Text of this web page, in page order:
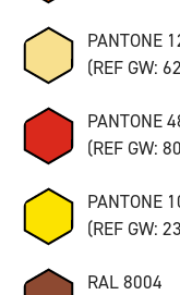
PANTONE
(REF GW:
PANTONE
(REF GW:
PANTONE
(REF GW:
RAL 8004